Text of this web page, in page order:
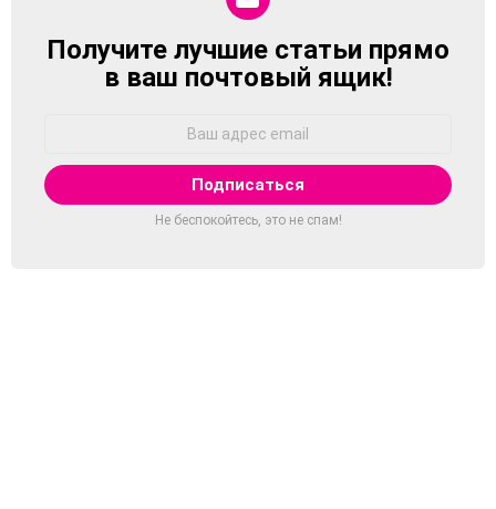
NEWSLETTER
Получите лучшие статьи прямо
в ваш почтовый ящик!
Не беспокойтесь, это не спам!